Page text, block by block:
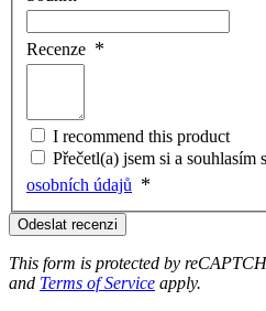
Recenze
I recommend this product
Přečetl(a) jsem si a souhlasím
osobních údajů
Odeslat recenzi
This form is protected by
and Terms of Service apply.